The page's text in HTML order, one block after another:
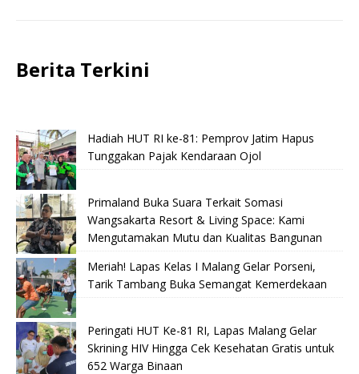
Berita Terkini
Hadiah HUT RI ke-81: Pemprov Jatim Hapus
Tunggakan Pajak Kendaraan Ojol
Primaland Buka Suara Terkait Somasi
Wangsakarta Resort & Living Space: Kami
Mengutamakan Mutu dan Kualitas Bangunan
Meriah! Lapas Kelas I Malang Gelar Porseni,
Tarik Tambang Buka Semangat Kemerdekaan
Peringati HUT Ke-81 RI, Lapas Malang Gelar
Skrining HIV Hingga Cek Kesehatan Gratis untuk
652 Warga Binaan